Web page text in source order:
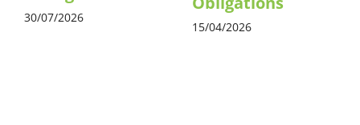
30/07/2026
15/04/2026